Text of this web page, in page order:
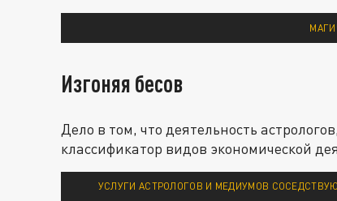
Изгоняя бесов
Дело в том, что деятельность
классификатор видов экономической
УСЛУГИ АСТРОЛОГОВ И МЕДИУМОВ